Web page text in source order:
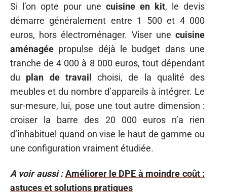
Si l’on opte pour une cuisine en kit, le devis
démarre généralement entre 1 500 et 4 000
euros, hors électroménager. Viser une cuisine
aménagée propulse déjà le budget dans une
tranche de 4 000 à 8 000 euros, tout dépendant
du plan de travail choisi, de la qualité des
meubles et du nombre d’appareils à intégrer. Le
sur-mesure, lui, pose une tout autre dimension :
croiser la barre des 20 000 euros n’a rien
d’inhabituel quand on vise le haut de gamme ou
une configuration vraiment étudiée.
A voir aussi : Améliorer le DPE à moindre coût :
astuces et solutions pratiques